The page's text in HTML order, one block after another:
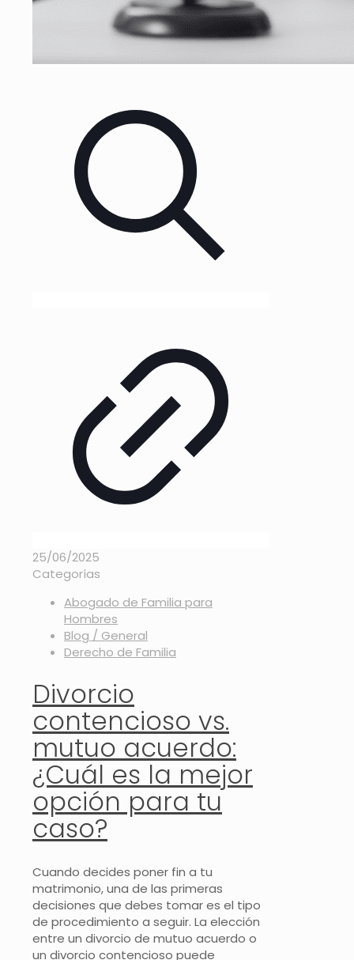
25/06/2025
Categorías
Abogado de Familia para
Hombres
Blog / General
Derecho de Familia
Divorcio
contencioso vs.
mutuo acuerdo:
¿Cuál es la mejor
opción para tu
caso?
Cuando decides poner fin a tu
matrimonio, una de las primeras
decisiones que debes tomar es el tipo
de procedimiento a seguir. La elección
entre un divorcio de mutuo acuerdo o
un divorcio contencioso puede